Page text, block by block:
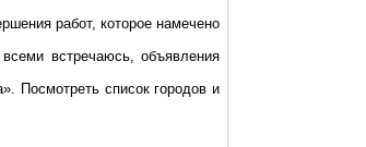
работ, которое намечено
встречаюсь, объявления
Посмотреть список городов и